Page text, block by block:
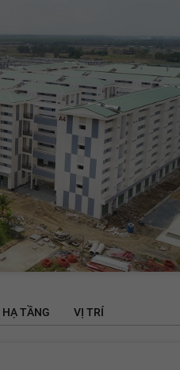
HẠ TẦNG VỊ TRÍ